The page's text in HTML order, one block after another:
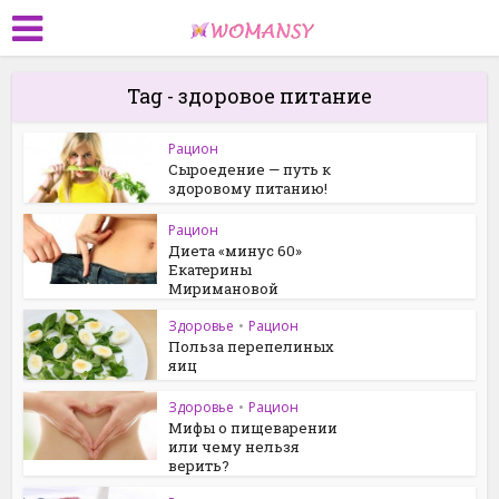
Tag - здоровое питание
Рацион
Сыроедение — путь к
здоровому питанию!
Рацион
Диета «минус 60»
Екатерины
Миримановой
Здоровье • Рацион
Польза перепелиных
яиц
Здоровье • Рацион
Мифы о пищеварении
или чему нельзя
верить?